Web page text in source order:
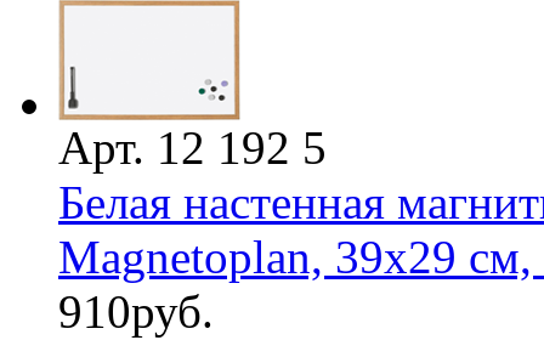
Арт. 12 192 5
Белая настенная
Magnetoplan, 39х29
910руб.